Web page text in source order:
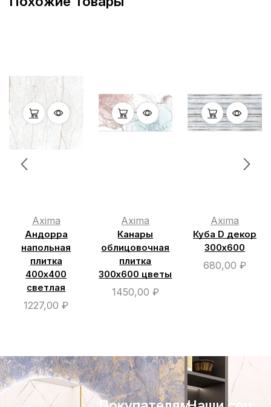
Axima
Андорра
напольная
плитка
400х400
светлая
1227,00₽
Axima
Канары
облицовочная
плитка
300х600 цветы
1450,00 ₽
Axima
Куба D декор
300х600
680,00₽